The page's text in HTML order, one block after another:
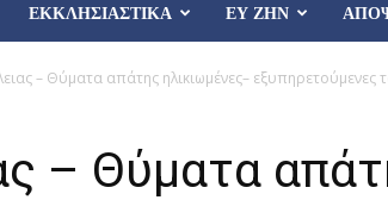
ΕΚΚΛΗΣΙΑΣΤΙΚΑ ΕΥ ΖΗΝ
– Θύματα απάτης ηλικιωμένες– εξυπηρετούμενες
– Θύματα